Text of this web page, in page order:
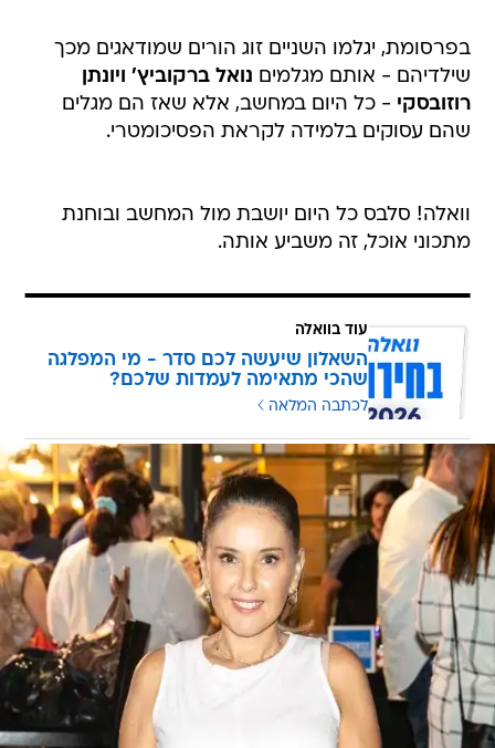
בפרסומת, יגלמו השניים זוג הורים שמודאגים מכך
שילדיהם - אותם מגלמים נואל ברקוביץ' ויונתן
רוזובסקי - כל היום במחשב, אלא שאז הם מגלים
שהם עסוקים בלמידה לקראת הפסיכומטרי.
וואלה! סלבס כל היום יושבת מול המחשב ובוחנת
מתכוני אוכל, זה משביע אותה.
עוד בוואלה
השאלון שיעשה לכם סדר - מי המפלגה
שהכי מתאימה לעמדות שלכם?
לכתבה המלאה